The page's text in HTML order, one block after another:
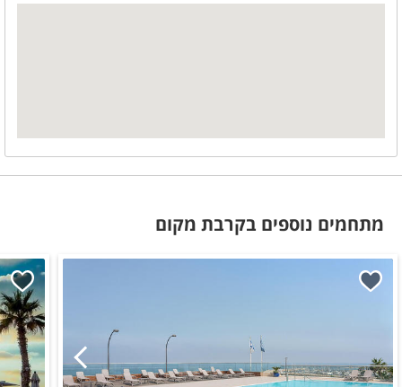
מתחמים נוספים בקרבת מקום